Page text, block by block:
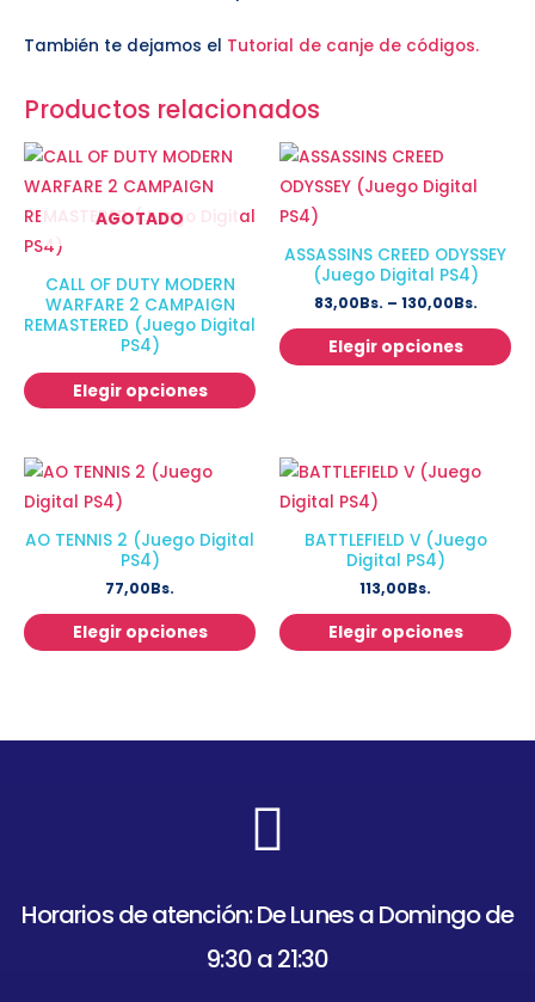
También te dejamos el Tutorial de canje de códigos.
Productos relacionados
AGOTADO
CALL OF DUTY MODERN
WARFARE 2 CAMPAIGN
REMASTERED (Juego Digital
PS4)
Elegir opciones
ASSASSINS CREED ODYSSEY
(Juego Digital PS4)
83,00Bs. – 130,00Bs.
Elegir opciones
AO TENNIS 2 (Juego Digital
PS4)
77,00Bs.
Elegir opciones
BATTLEFIELD V (Juego
Digital PS4)
113,00Bs.
Elegir opciones
Horarios de atención: De Lunes a Domingo de
9:30 a 21:30